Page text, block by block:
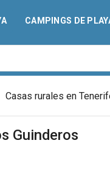
CAMPINGS DE
Casas rurales en
Guinderos